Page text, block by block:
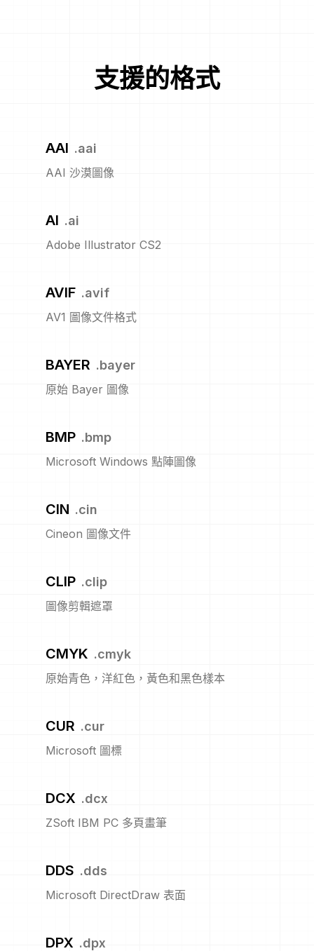
支援的格式
AAI .aai
AAI 沙漠圖像
AI .ai
Adobe Illustrator CS2
AVIF .avif
AV1 圖像文件格式
BAYER .bayer
原始 Bayer 圖像
BMP .bmp
Microsoft Windows 點陣圖像
CIN .cin
Cineon 圖像文件
CLIP .clip
圖像剪輯遮罩
CMYK .cmyk
原始青色，洋紅色，黃色和黑色樣本
CUR .cur
Microsoft 圖標
DCX .dcx
ZSoft IBM PC 多頁畫筆
DDS .dds
Microsoft DirectDraw 表面
DPX .dpx